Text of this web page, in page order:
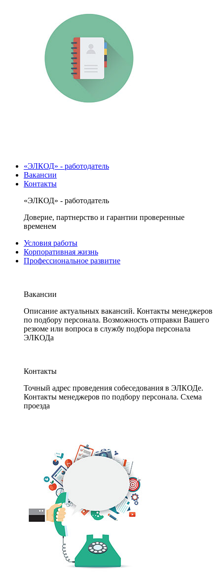
«ЭЛКОД» - работодатель
Вакансии
Контакты
«ЭЛКОД» - работодатель
Доверие, партнерство и гарантии проверенные
временем
Условия работы
Корпоративная жизнь
Профессиональное развитие
Вакансии
Описание актуальных вакансий. Контакты менеджеров
по подбору персонала. Возможность отправки Вашего
резюме или вопроса в службу подбора персонала
ЭЛКОДа
Контакты
Точный адрес проведения собеседования в ЭЛКОДе.
Контакты менеджеров по подбору персонала. Схема
проезда